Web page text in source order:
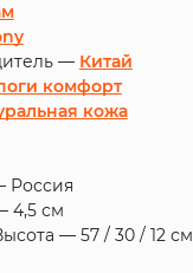
— Китай
комфорт
кожа
Россия
4,5 см
— 57 / 30 / 12 см